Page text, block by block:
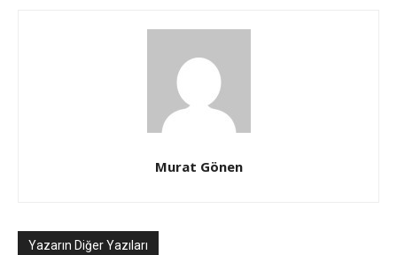
Murat Gönen
Yazarın Diğer Yazıları